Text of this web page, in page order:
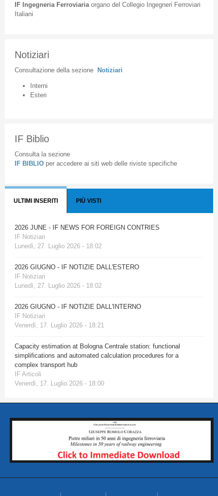
IF Ingegneria Ferroviaria organodel Collegio Ingegneri Ferroviari
Italiani
Notiziari
Consultazione della sezione Notiziari
Interni
Esteri
IF Biblio
Consulta la sezione
IF BIBLIO per accedere ai siti web delle riviste specifiche
ULTIMI INSERITI PIÙ VISTI
2026 JUNE - IF NEWS FOR FOREIGN CONTRIES
IF Notiziari
Lunedì, 27. Luglio 2026 - 18:02
2026 GIUGNO - IF NOTIZIE DALL'ESTERO
IF Notiziari
Lunedì, 27. Luglio 2026 - 18:02
2026 GIUGNO - IF NOTIZIE DALL'INTERNO
IF Notiziari
Venerdì, 17. Luglio 2026 - 18:21
Capacity estimation at Bologna Centrale station: functional
simplifications and automated calculation procedures for a
complex transport hub
IF Articoli
Venerdì, 17. Luglio 2026 - 18:00